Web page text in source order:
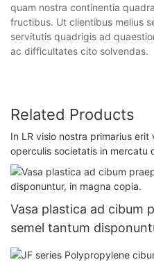
quam nostra continentia
fructibus. Ut clientibus melius
servitutis quadrigis ad
ac difficultates cito solvendas.
Related Products
In LR visio nostra primarius
operculis societatis in mercatu
Vasa plastica ad cibum
semel tantum